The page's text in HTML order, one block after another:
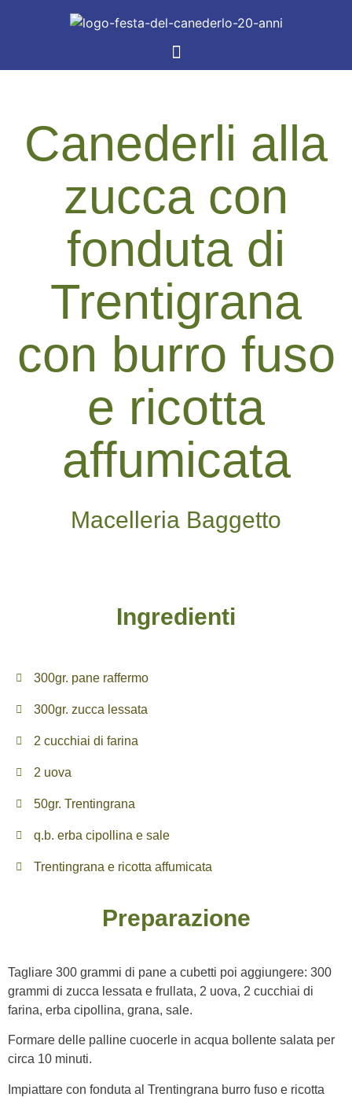
Canederli alla
zucca con
fonduta di
Trentigrana
con burro fuso
e ricotta
affumicata
Macelleria Baggetto
Ingredienti
300gr. pane raffermo
300gr. zucca lessata
2 cucchiai di farina
2 uova
50gr. Trentingrana
q.b. erba cipollina e sale
Trentingrana e ricotta affumicata
Preparazione
Tagliare 300 grammi di pane a cubetti poi aggiungere: 300
grammi di zucca lessata e frullata, 2 uova, 2 cucchiai di
farina, erba cipollina, grana, sale.
Formare delle palline cuocerle in acqua bollente salata per
circa 10 minuti.
Impiattare con fonduta al Trentingrana burro fuso e ricotta